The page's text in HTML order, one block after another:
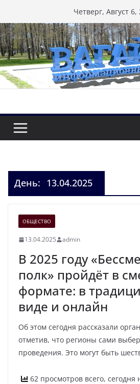
к
содержимому
Четверг, Август 6,
День: 13.04.2025
ОБЩЕСТВО
13.04.2025 admin
В 2025 году
полк» пройдёт в
формате: в
виде и онлайн
Об этом сегодня рассказали
отметив, что регионы сами
проведения. Это могут быть
62 просмотров всего, сегодня